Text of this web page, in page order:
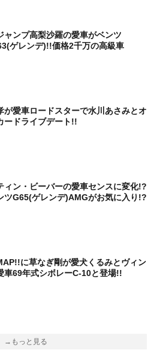
ャンプ高梨沙羅の愛車がベンツ
ゲレンデ)!!価格2千万の高級車
が愛車ロードスターで水川あさみとオ
ードライブデート!!
ィン・ビーバーの愛車センスに変化!?
ツG65(ゲレンデ)AMGがお気に入り!?
に草なぎ剛が愛犬くるみとヴィン
車69年式シボレーC-10と登場!!
→もっと見る